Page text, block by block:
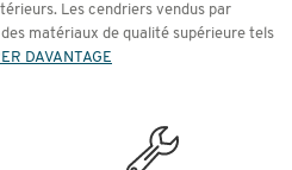
Les cendriers vendus par
matériaux de qualité supérieure tels
DAVANTAGE